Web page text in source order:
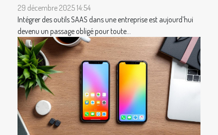
29 décembre 2025 14:54
Intégrer des outils SAAS dans une entreprise est aujourd’hui
devenu un passage obligé pour toute...